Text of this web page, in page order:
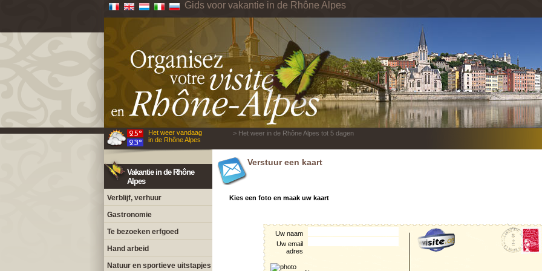
Gids voor vakantie in de Rhône Alpes
Het weer vandaag
in de Rhône Alpes
> Het weer in de Rhône Alpes tot 5 dagen
Vakantie in de Rhône
Alpes
Verblijf, verhuur
Gastronomie
Te bezoeken erfgoed
Hand arbeid
Natuur en sportieve uitstapjes
Verstuur een kaart
Kies een foto en maak uw kaart
Uw naam
Uw email
adres